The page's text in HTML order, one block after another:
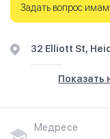
начинается здесь.
Задать вопрос
32 Elliott St,
Показать
Медресе